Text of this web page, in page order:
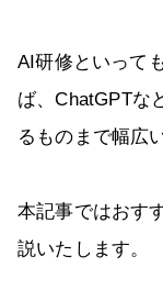
AI研修といって
ば、ChatGPTな
るものまで幅広
本記事ではおす
説いたします。